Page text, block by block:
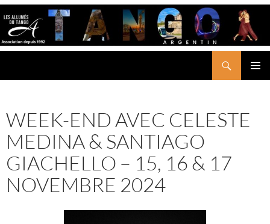
Aller
au
contenu
WEEK-END AVEC CELESTE
MEDINA & SANTIAGO
GIACHELLO – 15, 16 & 17
NOVEMBRE 2024